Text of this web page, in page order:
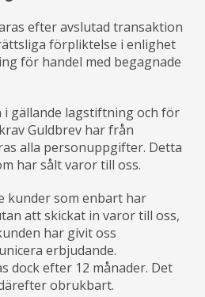
efter avslutad transaktion
förpliktelse i enlighet
för handel med begagnade
i gällande lagstiftning och för
Guldbrev har från
alla personuppgifter. Detta
har sålt varor till oss.
kunder som enbart har
att skickat in varor till oss,
har givit oss
erbjudande.
dock efter 12 månader. Det
obrukbart.